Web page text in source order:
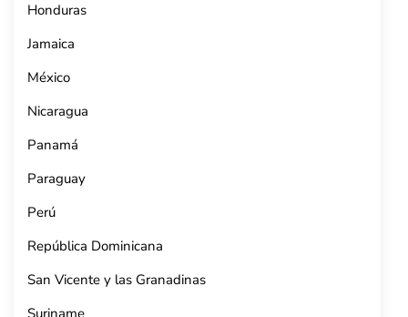
Honduras
Jamaica
México
Nicaragua
Panamá
Paraguay
Perú
República Dominicana
San Vicente y las Granadinas
Suriname